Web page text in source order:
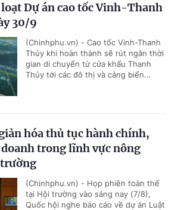
Dự án cao tốc Vinh-Thanh
30/9
(Chinhphu.vn) - Cao tốc Vinh-Thanh
Thủy khi hoàn thành sẽ rút ngắn thời
gian di chuyển từ cửa khẩu Thanh
Thủy tới các đô thị và cảng biển...
hóa thủ tục hành chính,
trong lĩnh vực nông
(Chinhphu.vn) - Họp phiên toàn thể
tại Hội trường vào sáng nay (7/8),
Quốc hội nghe báo cáo về dự án Luật